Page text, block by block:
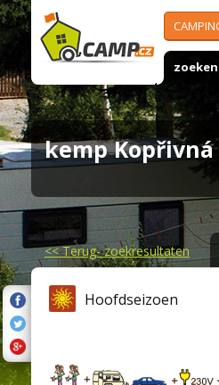
kemp Kopřivná
<<Terug- zoekresultaten
Hoofdseizoen